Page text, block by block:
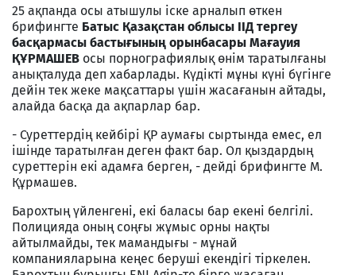
25 ақпанда осы атышулы іске арналып өткен
брифингте Батыс Қазақстан облысы ІІД тергеу
басқармасы бастығының орынбасары Мағауия
ҚҰРМАШЕВ осы порнографиялық өнім таратылғаны
анықталуда деп хабарлады. Күдікті мұны күні бүгінге
дейін тек жеке мақсаттары үшін жасағанын айтады,
алайда басқа да ақпарлар бар.
- Суреттердің кейбірі ҚР аумағы сыртында емес, ел
ішінде таратылған деген факт бар. Ол қыздардың
суреттерін екі адамға берген, - дейді брифингте М.
Құрмашев.
Барохтың үйленгені, екі баласы бар екені белгілі.
Полицияда оның соңғы жұмыс орны нақты
айтылмайды, тек мамандығы - мұнай
компанияларына кеңес беруші екендігі тіркелен.